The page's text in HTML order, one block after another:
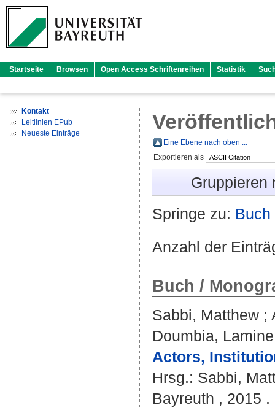
Startseite Browsen Open Access Schriftenreihen Statistik
Kontakt
Leitlinien EPub
Neueste Einträge
Eine Ebene nach oben ...
Exportieren als
Gruppieren
Springe zu:
Anzahl der
Buch /
Sabbi, Matthew ;
Doumbia, Lamine
Actors,
Hrsg.: Sabbi,
Bayreuth , 2015